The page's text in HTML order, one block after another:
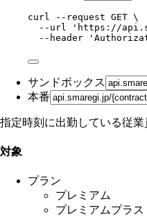
curl --request GET \
--url
' https://
--header
'
サンドボックス
本番
指定時刻に出勤している従
対象
プラン
プレミアム
プレミアムプラス